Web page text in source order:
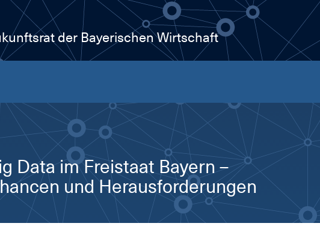
der Bayerischen Wirtschaft
Da­ta im Frei­staat Bay­ern –
und Her­aus­for­de­run­gen